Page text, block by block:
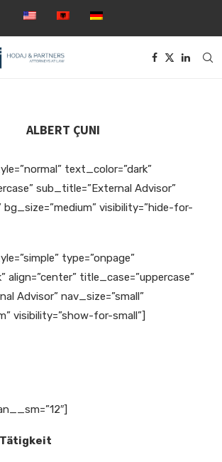
ALBERT ÇUNI
text_color=”dark”
sub_title=”External Advisor”
bg_size=”medium” visibility=”hide-for-
type=”onpage”
align=”center” title_case=”uppercase”
Advisor” nav_size=”small”
visibility=”show-for-small”]